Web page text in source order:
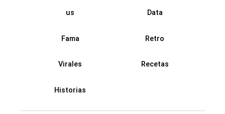
us Data
Fama Retro
Virales Recetas
Historias